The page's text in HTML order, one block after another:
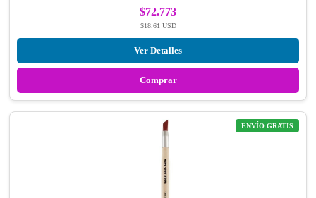
$72.773
$18.61 USD
Ver Detalles
Comprar
ENVÍO GRATIS